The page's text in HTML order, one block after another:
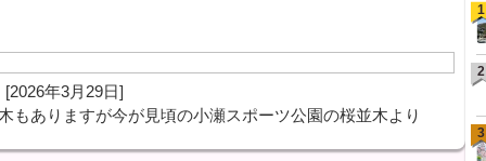
[2026年3月29日]
もありますが今が見頃の小瀬スポーツ公園の桜並木より
1
2
3